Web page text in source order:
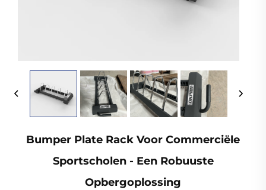
Bumper Plate Rack Voor Commerciële
Sportscholen - Een Robuuste
Opbergoplossing